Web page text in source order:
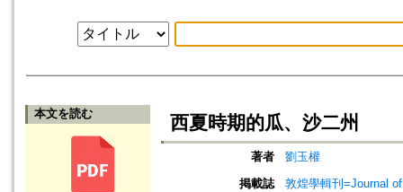
本文を読む 西夏時期的瓜、沙二州
著者
劉玉權
掲載誌
敦煌學輯刊=Journal